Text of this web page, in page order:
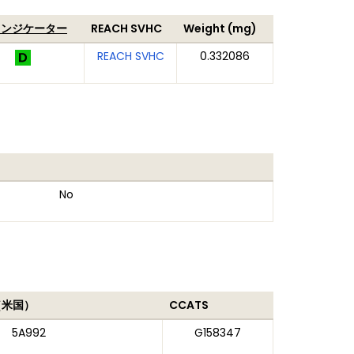
ジケーター REACH SVHC
Weight (mg)
REACH SVHC
0.332086
No
国）
CCATS
5A992
G158347